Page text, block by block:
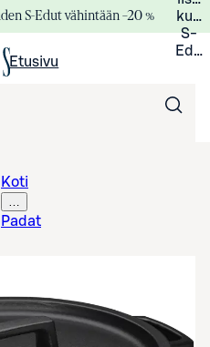
S-Edut vähintään –20 %
S-
Etusivu
Koti
…
Padat